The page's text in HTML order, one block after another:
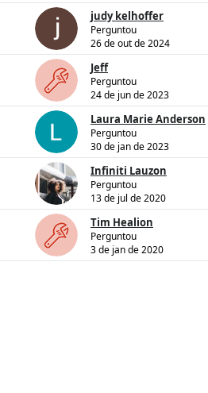
judy kelhoffer
Perguntou
26 de out de 2024
Jeff
Perguntou
24 de jun de 2023
Laura Marie Anderson
Perguntou
30 de jan de 2023
Infiniti Lauzon
Perguntou
13 de jul de 2020
Tim Healion
Perguntou
3 de jan de 2020